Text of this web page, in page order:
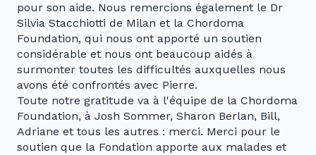
pour son aide. Nous remercions également le Dr
Silvia Stacchiotti de Milan et la Chordoma
Foundation, qui nous ont apporté un soutien
considérable et nous ont beaucoup aidés à
surmonter toutes les difficultés auxquelles nous
avons été confrontés avec Pierre.
Toute notre gratitude va à l'équipe de la Chordoma
Foundation, à Josh Sommer, Sharon Berlan, Bill,
Adriane et tous les autres : merci. Merci pour le
soutien que la Fondation apporte aux malades et